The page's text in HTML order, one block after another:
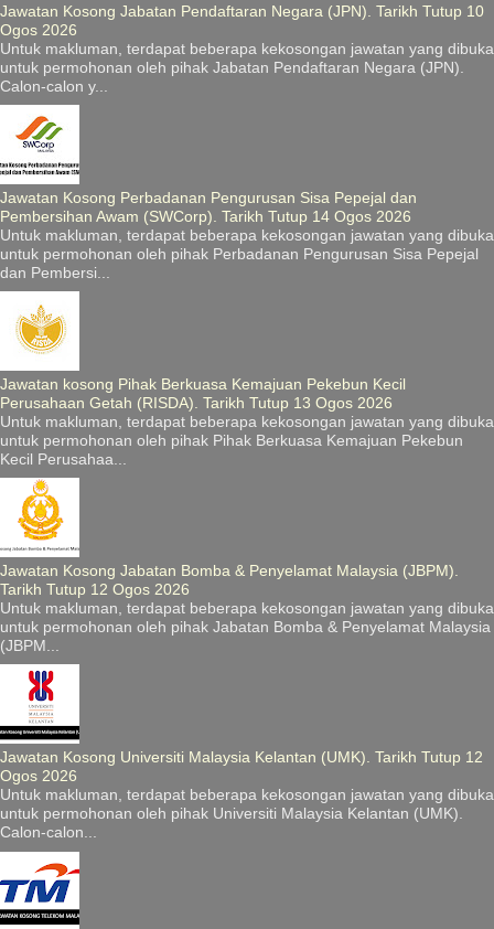
Jawatan Kosong Jabatan Pendaftaran Negara (JPN). Tarikh Tutup 10
Ogos 2026
Untuk makluman, terdapat beberapa kekosongan jawatan yang dibuka
untuk permohonan oleh pihak Jabatan Pendaftaran Negara (JPN).
Calon-calon y...
Jawatan Kosong Perbadanan Pengurusan Sisa Pepejal dan
Pembersihan Awam (SWCorp). Tarikh Tutup 14 Ogos 2026
Untuk makluman, terdapat beberapa kekosongan jawatan yang dibuka
untuk permohonan oleh pihak Perbadanan Pengurusan Sisa Pepejal
dan Pembersi...
Jawatan kosong Pihak Berkuasa Kemajuan Pekebun Kecil
Perusahaan Getah (RISDA). Tarikh Tutup 13 Ogos 2026
Untuk makluman, terdapat beberapa kekosongan jawatan yang dibuka
untuk permohonan oleh pihak Pihak Berkuasa Kemajuan Pekebun
Kecil Perusahaa...
Jawatan Kosong Jabatan Bomba & Penyelamat Malaysia (JBPM).
Tarikh Tutup 12 Ogos 2026
Untuk makluman, terdapat beberapa kekosongan jawatan yang dibuka
untuk permohonan oleh pihak Jabatan Bomba & Penyelamat Malaysia
(JBPM...
Jawatan Kosong Universiti Malaysia Kelantan (UMK). Tarikh Tutup 12
Ogos 2026
Untuk makluman, terdapat beberapa kekosongan jawatan yang dibuka
untuk permohonan oleh pihak Universiti Malaysia Kelantan (UMK).
Calon-calon...